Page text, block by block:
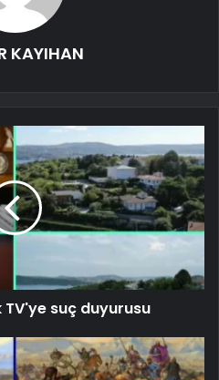
KAYIHAN
TV'ye suç duyurusu